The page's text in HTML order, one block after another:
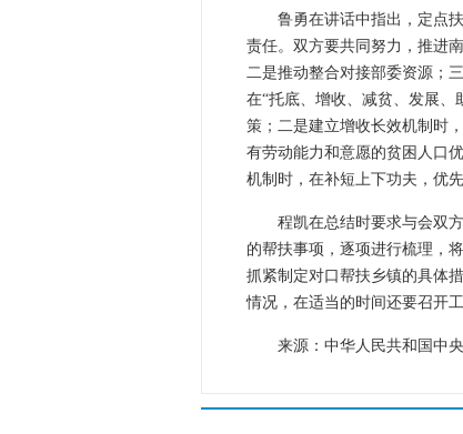
鲁勇在讲话中指出，定点
责任。双方要共同努力，推进
二是推动整合对接部委资源；
在“托底、增收、减贫、发展
策；二是建立增收长效机制时
有劳动能力和意愿的贫困人口
机制时，在补短上下功夫，优
程凯在总结时要求与会双
的帮扶事项，逐项进行梳理，
抓紧制定对口帮扶乡镇的具体
情况，在适当的时间还要召开
来源：中华人民共和国中